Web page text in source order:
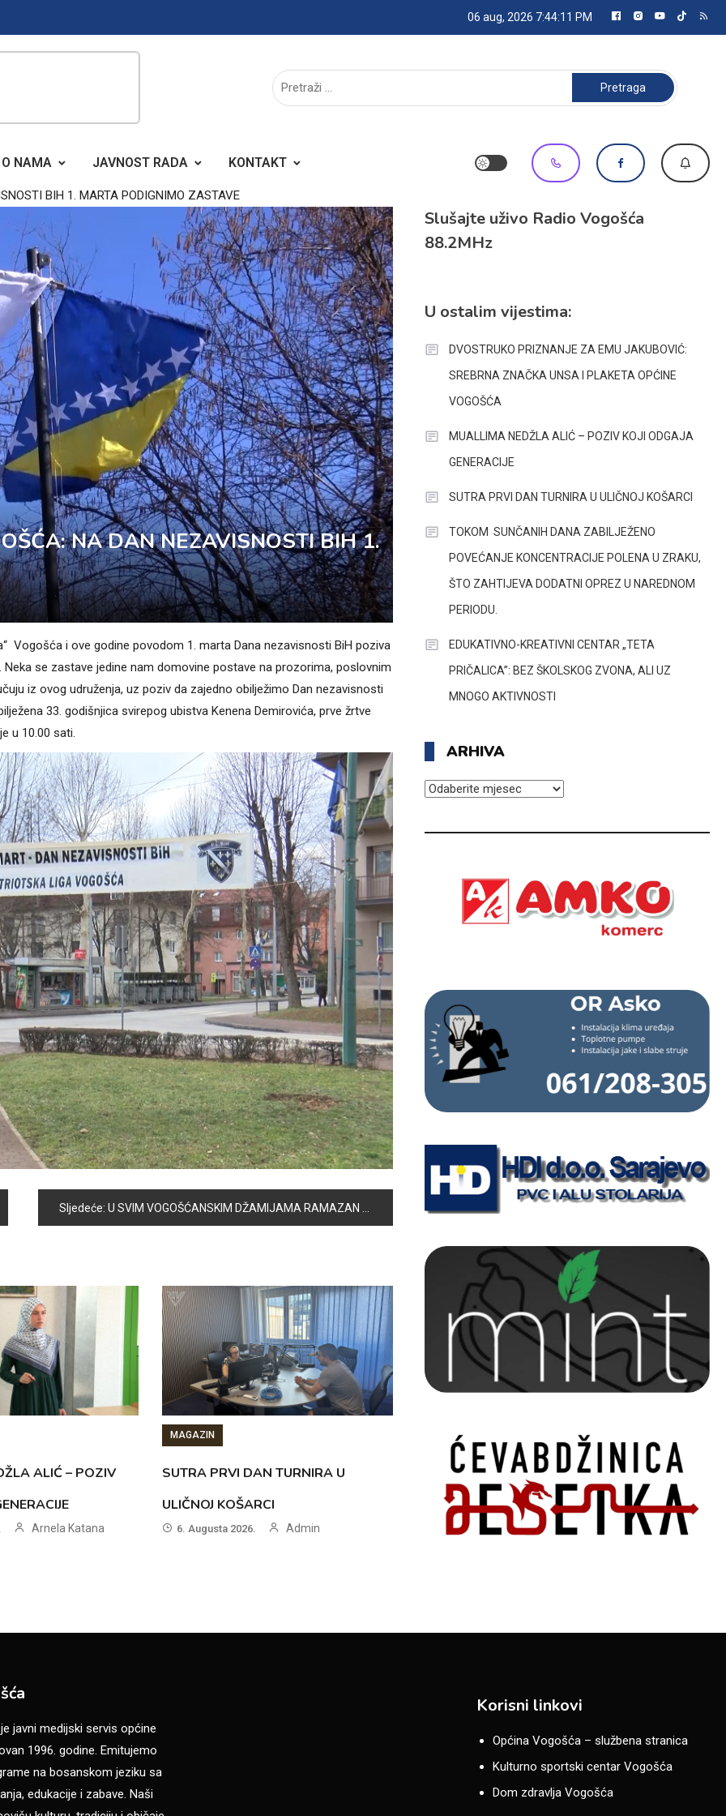
06 aug, 2026 7:44:12 PM
Pretraga:
O NAMA JAVNOST RADA KONTAKT
BIH 1. MARTA PODIGNIMO ZASTAVE
NA DAN NEZAVISNOSTI BIH 1.
Vogošća i ove godine povodom 1. marta Dana nezavisnosti BiH poziva
se zastave jedine nam domovine postave na prozorima, poslovnim
iz ovog udruženja, uz poziv da zajedno obilježimo Dan nezavisnosti
33. godišnjica svirepog ubistva Kenena Demirovića, prve žrtve
u 10.00 sati.
Sljedeće: U SVIM VOGOŠĆANSKIM DŽAMIJAMA RAMAZAN SE DOČEKUJE SA POSEBNOM RADOŠĆU
ALIĆ – POZIV
Arnela Katana
MAGAZIN
SUTRA PRVI DAN TURNIRA U
ULIČNOJ KOŠARCI
6. Augusta 2026. Admin
Slušajte uživo Radio Vogošća
88.2MHz
U ostalim vijestima:
DVOSTRUKO PRIZNANJE ZA EMU JAKUBOVIĆ:
SREBRNA ZNAČKA UNSA I PLAKETA OPĆINE
VOGOŠĆA
MUALLIMA NEDŽLA ALIĆ – POZIV KOJI ODGAJA
GENERACIJE
SUTRA PRVI DAN TURNIRA U ULIČNOJ KOŠARCI
TOKOM SUNČANIH DANA ZABILJEŽENO
POVEĆANJE KONCENTRACIJE POLENA U ZRAKU,
ŠTO ZAHTIJEVA DODATNI OPREZ U NAREDNOM
PERIODU.
EDUKATIVNO-KREATIVNI CENTAR „TETA
PRIČALICA”: BEZ ŠKOLSKOG ZVONA, ALI UZ
MNOGO AKTIVNOSTI
ARHIVA
ARHIVA
javni medijski servis općine
1996. godine. Emitujemo
na bosanskom jeziku sa
edukacije i zabave. Naši
Korisni linkovi
Općina Vogošća – službena stranica
Kulturno sportski centar Vogošća
Dom zdravlja Vogošća